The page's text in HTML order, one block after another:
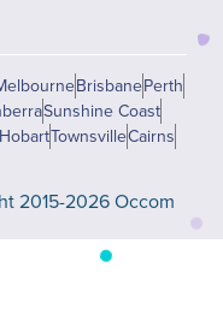
BrisbanePerth
Sunshine Coast
TownsvilleCairns
2015-2026 Occom